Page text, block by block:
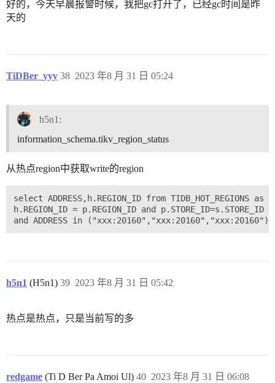
好的，今天早晨报警时候，我把gc打开了，已经gc时间是昨
天的
TiDBer_yyy 2023 年8 月 31 日 05:24
38
h5n1:
information_schema.tikv_region_status
从热点region中获取write的region
select ADDRESS,h.REGION_ID from TIDB_HOT_REGIONS as
h.REGION_ID = p.REGION_ID and p.STORE_ID=s.STORE_ID
h5n1 (H5n1) 2023 年8 月 31 日 05:42
39
热点是热点，只是当前写的多
redgame (Ti D Ber Pa Amoi Ul) 2023 年8 月 31 日 06:08
40